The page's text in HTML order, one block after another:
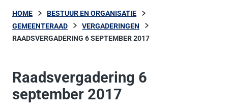
HOME
BESTUUR EN ORGANISATIE
GEMEENTERAAD
VERGADERINGEN
RAADSVERGADERING 6 SEPTEMBER 2017
Raadsvergadering 6
september 2017